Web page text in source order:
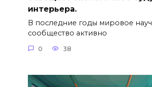
интерьера.
В последние годы мировое
сообщество активно
0 38